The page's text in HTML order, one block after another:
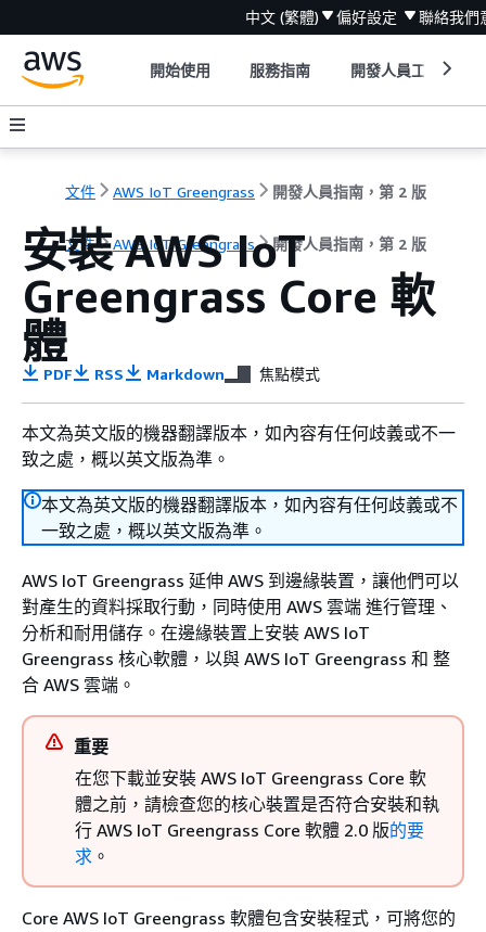
中文 (繁體) 偏好設定 聯絡我們
開始使用 服務指南 開發人員工具
文件 AWS IoT Greengrass 開發人員指南，第 2 版
文件 AWS IoT Greengrass 開發人員指南，第 2 版
安裝 AWS IoT
Greengrass Core 軟
體
PDF RSS Markdown 焦點模式
本文為英文版的機器翻譯版本，如內容有任何歧義或不一
致之處，概以英文版為準。
本文為英文版的機器翻譯版本，如內容有任何歧義或不
一致之處，概以英文版為準。
AWS IoT Greengrass 延伸 AWS 到邊緣裝置，讓他們可以
對產生的資料採取行動，同時使用 AWS 雲端 進行管理、
分析和耐用儲存。在邊緣裝置上安裝 AWS IoT
Greengrass 核心軟體，以與 AWS IoT Greengrass 和 整
合 AWS 雲端。
重要
在您下載並安裝 AWS IoT Greengrass Core 軟
體之前，請檢查您的核心裝置是否符合安裝和執
行 AWS IoT Greengrass Core 軟體 2.0 版的要
求 。
Core AWS IoT Greengrass 軟體包含安裝程式，可將您的